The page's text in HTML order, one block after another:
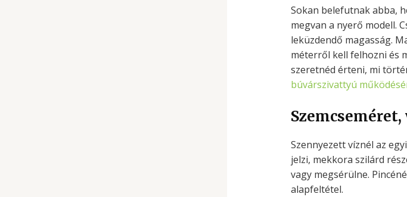
Sokan belefutnak abba,
megvan a nyerő modell.
leküzdendő magasság.
méterről kell felhozni és
szeretnéd érteni, mi
búvárszivattyú
Szennyezett víznél az
jelzi, mekkora szilárd
vagy megsérülne.
alapfeltétel.